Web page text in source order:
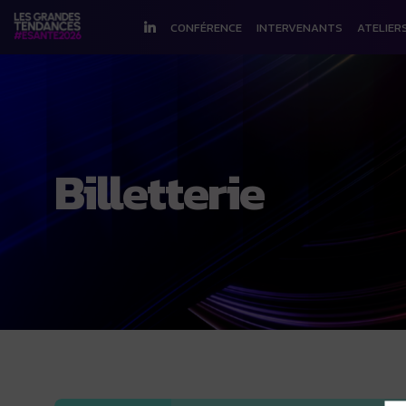
CONFÉRENCE INTERVENANTS
Billetterie